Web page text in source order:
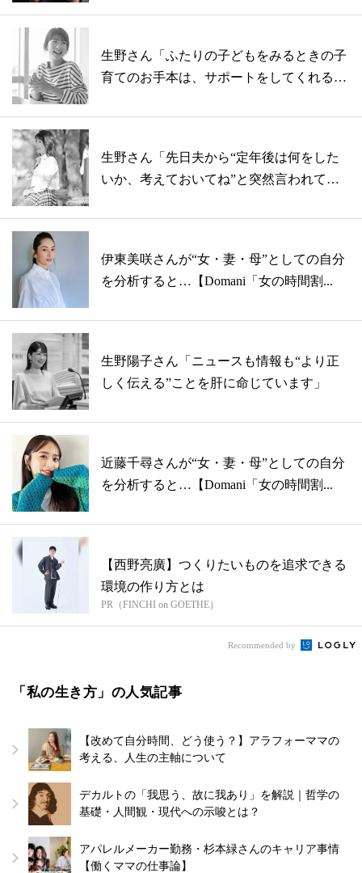
生野さん「ふたりの子どもをみるときの子
育てのお手本は、サポートをしてくれる私
生野さん「先日夫から“定年後は何をした
いか、考えておいてね”と突然言われて、
伊東美咲さんが“女・妻・母”としての自分
を分析すると…【Domani「女の時間割...
生野陽子さん「ニュースも情報も“より正
しく伝える”ことを肝に命じています」
近藤千尋さんが“女・妻・母”としての自分
を分析すると…【Domani「女の時間割...
【西野亮廣】つくりたいものを追求できる
環境の作り方とは
PR（FINCHI on GOETHE）
Recommended by
「私の生き方」の人気記事
【改めて自分時間、どう使う？】アラフォーママの
考える、人生の主軸について
デカルトの「我思う、故に我あり」を解説｜哲学の
基礎・人間観・現代への示唆とは？
アパレルメーカー勤務・杉本緑さんのキャリア事情
【働くママの仕事論】